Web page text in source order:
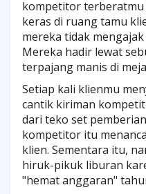
kompetitor
keras di ruang tamu
mereka tidak
Mereka hadir lewat
terpajang manis di
Setiap kali klienmu
cantik kiriman
dari teko set
kompetitor itu
klien. Sementara itu,
hiruk-pikuk liburan
"hemat anggaran"